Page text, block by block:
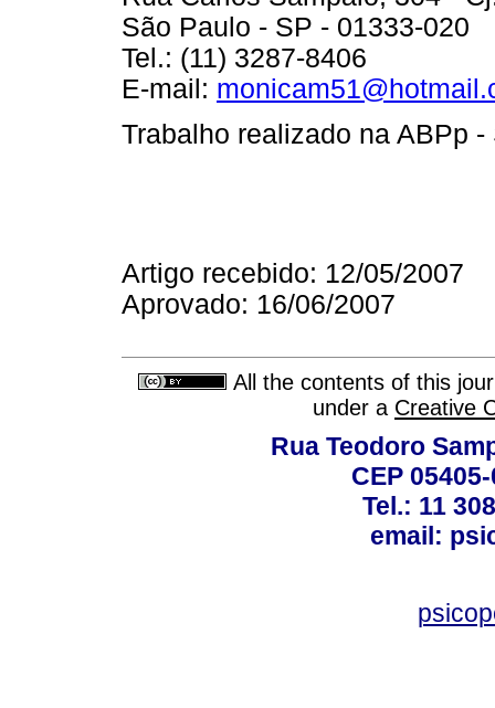
São Paulo - SP - 01333-020
Tel.: (11) 3287-8406
E-mail:
Trabalho realizado na ABPp
Artigo recebido: 12/05/2007
Aprovado: 16/06/2007
All the contents of this
under a Creative
Rua Teodoro
CEP
Tel.: 11
email: